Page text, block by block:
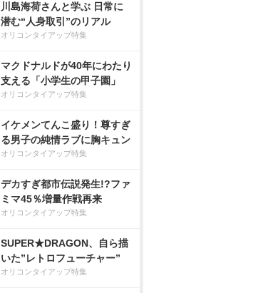
川島海荷さんと学ぶ 日常に
潜む“人身取引”のリアル
オリコンタイアップ特集
マクドナルドが40年にわたり
支える「小学生の甲子園」
オリコンタイアップ特集
イケメンてんこ盛り！尊すぎ
る男子の純情ラブに胸キュン
オリコンタイアップ特集
デカすぎ都市伝説発生!?ファ
ミマ45％増量作戦再来
オリコンタイアップ特集
SUPER★DRAGON、自ら描
いた”レトロフューチャー”
オリコンタイアップ特集